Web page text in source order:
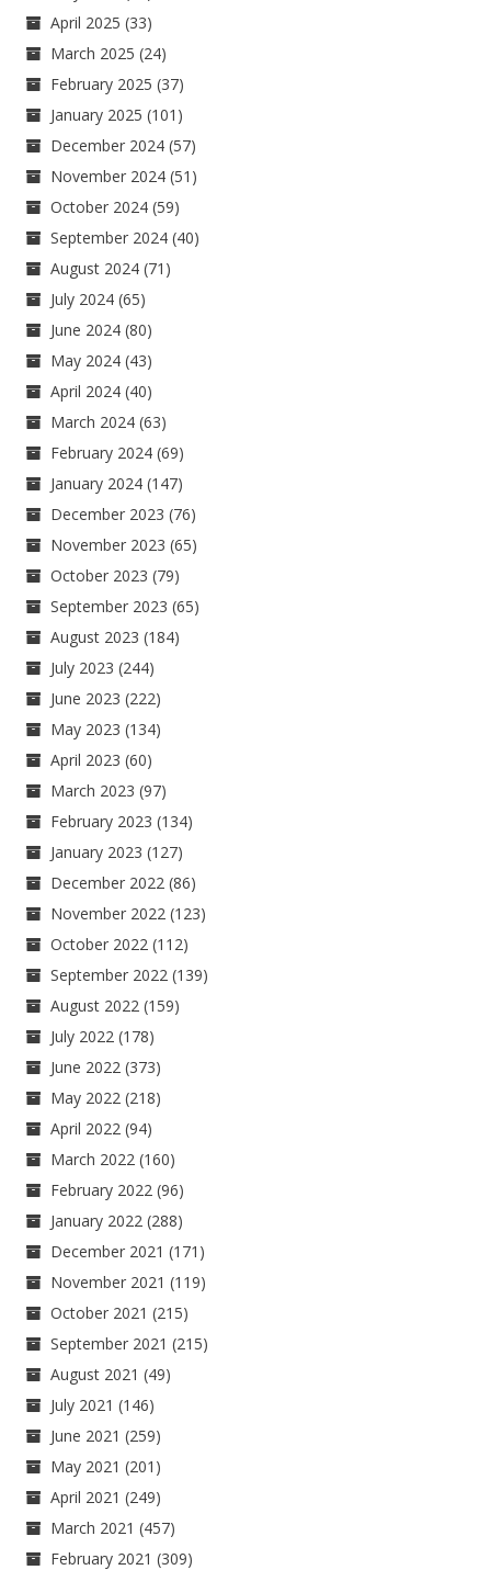
April 2025 (33)
March 2025 (24)
February 2025 (37)
January 2025 (101)
December 2024 (57)
November 2024 (51)
October 2024 (59)
September 2024 (40)
August 2024 (71)
July 2024 (65)
June 2024 (80)
May 2024 (43)
April 2024 (40)
March 2024 (63)
February 2024 (69)
January 2024 (147)
December 2023 (76)
November 2023 (65)
October 2023 (79)
September 2023 (65)
August 2023 (184)
July 2023 (244)
June 2023 (222)
May 2023 (134)
April 2023 (60)
March 2023 (97)
February 2023 (134)
January 2023 (127)
December 2022 (86)
November 2022 (123)
October 2022 (112)
September 2022 (139)
August 2022 (159)
July 2022 (178)
June 2022 (373)
May 2022 (218)
April 2022 (94)
March 2022 (160)
February 2022 (96)
January 2022 (288)
December 2021 (171)
November 2021 (119)
October 2021 (215)
September 2021 (215)
August 2021 (49)
July 2021 (146)
June 2021 (259)
May 2021 (201)
April 2021 (249)
March 2021 (457)
February 2021 (309)